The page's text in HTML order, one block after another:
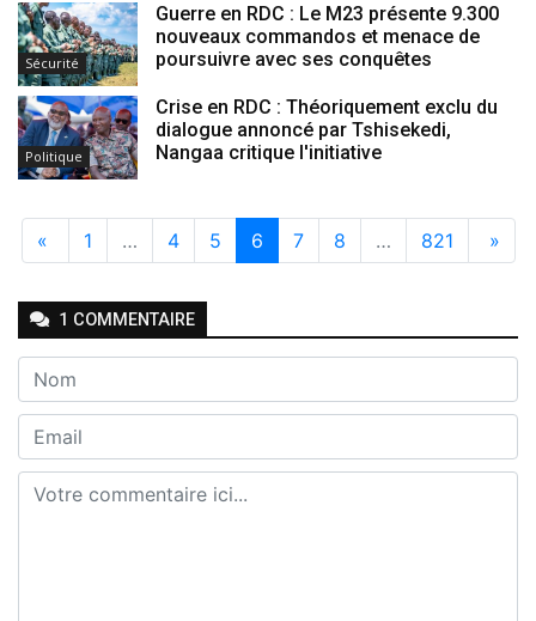
Sécurité
Guerre en RDC : Le M23 présente 9.300
nouveaux commandos et menace de
poursuivre avec ses conquêtes
Politique
Crise en RDC : Théoriquement exclu du
dialogue annoncé par Tshisekedi,
Nangaa critique l'initiative
« 1 … 4 5 6 7 8 … 821 »
1 COMMENTAIRE